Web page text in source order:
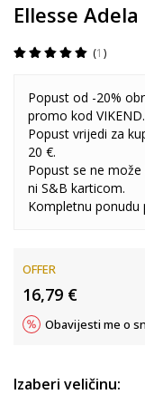
Ellesse Adela
1
Popust od -20%
promo kod VIKEND.
Popust vrijedi za
20 €.
Popust se ne
ni S&B karticom.
Kompletnu ponudu
OFFER
16,79 €
Obavijesti me o
Izaberi veličinu: